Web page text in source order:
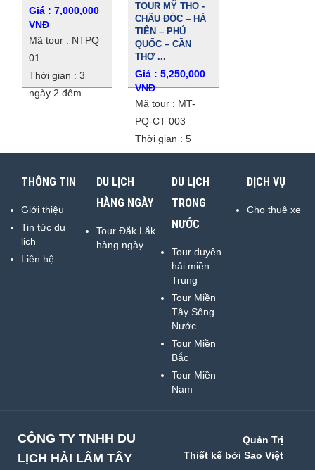
Giá : 7,000,000
VNĐ
Mã tour : NTPQ
01
Thời gian : 3
ngày 2 đêm
TOUR MỸ THO -
CHÂU ĐỐC – HÀ
TIÊN – PHÚ
QUỐC – CẦN
THƠ ...
Giá : 5,250,000
VNĐ
Mã tour : MT-
PQ-CT 003
Thời gian : 5
ngày 4 đêm
THÔNG TIN
Giới thiệu
Tin tức du
lịch
Liên hệ
DU LỊCH
HÀNG NGÀY
Tour Đắk Lắk
hàng ngày
DU LỊCH
TRONG
NƯỚC
Tour duyên
hải miền
Trung
Tour Miền
Tây Sông
Nước
Tour Miền
Bắc
Tour Miền
Nam
DỊCH VỤ
Cho thuê xe
CÔNG TY TNHH DU
LỊCH HẢI LÂM TÂY
Quản Trị
Thiết kế bởi Sao Việt